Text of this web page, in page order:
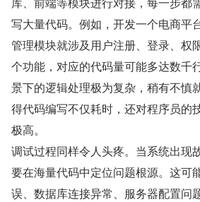
写大量代码。例如，开发一个电商平
管理模块就涉及用户注册、登录、权
个功能，对应的代码量可能多达数千
景下的逻辑处理极为复杂，稍有不慎
得代码编写不仅耗时，还对程序员的
极高。
调试过程同样令人头疼。当系统出现
要在海量代码中定位问题根源。这可
误、数据库连接异常、服务器配置问